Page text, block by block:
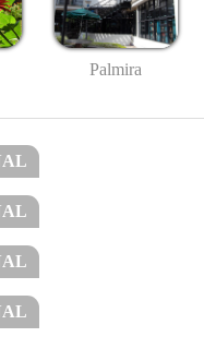
Palmira